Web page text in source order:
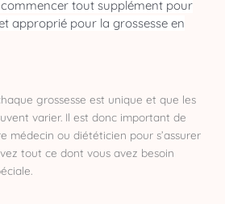
tout supplément pour
approprié pour la grossesse en
grossesse est unique et que les
varier. Il est donc important de
médecin ou diététicien pour s’assurer
tout ce dont vous avez besoin